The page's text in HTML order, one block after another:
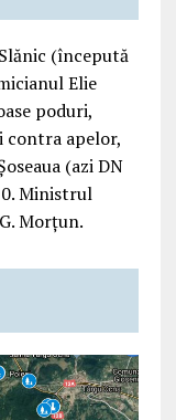
(începută
Elie
poduri,
contra apelor,
(azi DN
Ministrul
Morțun.